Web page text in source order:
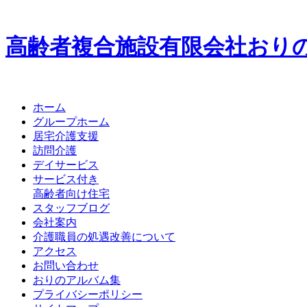
高齢者複合施設有限会社お り
ホーム
グループホーム
居宅介護支援
訪問介護
デイサービス
サービス付き
高齢者向け住宅
スタッフブログ
会社案内
介護職員の処遇改善について
アクセス
お問い合わせ
おりのアルバム集
プライバシーポリシー